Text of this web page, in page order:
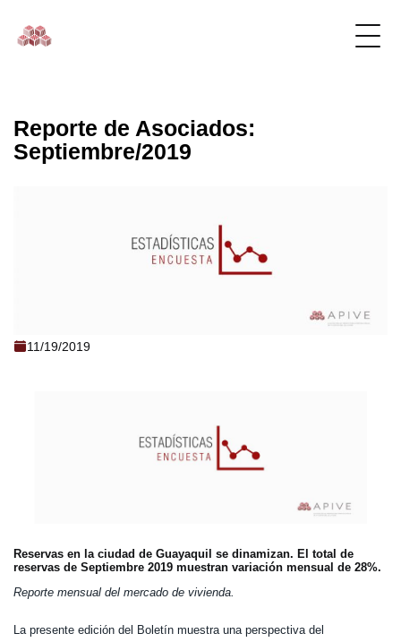
Reporte de Asociados:
Septiembre/2019
11/19/2019
Reporte de Asociados: Septiembre/2019
Reservas en la ciudad de Guayaquil se dinamizan. El total de
reservas de Septiembre 2019 muestran variación mensual de 28%.
Reporte mensual del mercado de vivienda.
La presente edición del Boletín muestra una perspectiva del